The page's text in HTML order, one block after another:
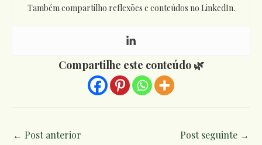
Também compartilho reflexões e conteúdos no LinkedIn.
Compartilhe este conteúdo 🌿
← Post anterior Post seguinte →